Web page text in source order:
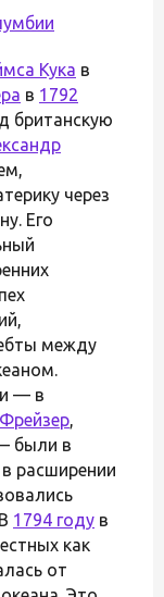
Кука в
в 1792
британскую
через
Его
между
— в
,
были в
расширении
1794 году в
как
от